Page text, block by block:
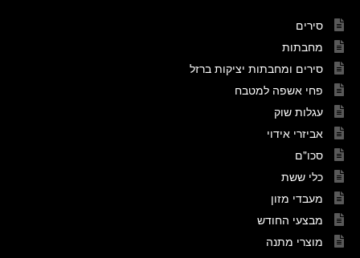
סירים
מחבתות
סירים ומחבתות יציקות ברזל
פחי אשפה למטבח
עגלות שוק
אביזרי אידוי
סכו"ם
כלי ששת
מעבדי מזון
מבצעי החודש
מוצרי מתנה